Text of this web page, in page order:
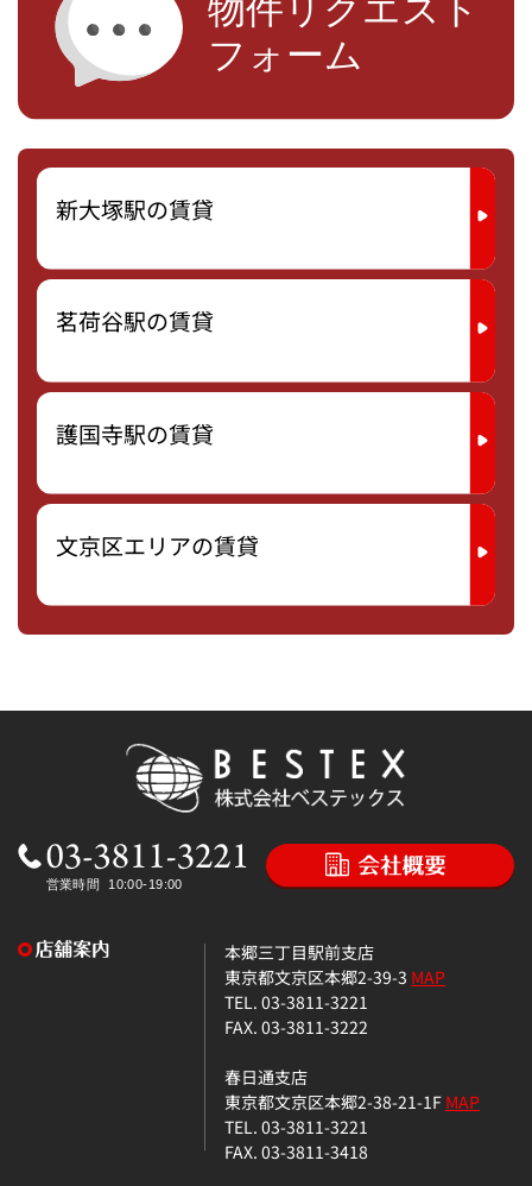
新大塚駅の賃貸
茗荷谷駅の賃貸
護国寺駅の賃貸
文京区エリアの賃貸
本郷三丁目駅前支店
東京都文京区本郷2-39-3 MAP
TEL. 03-3811-3221
FAX. 03-3811-3222
春日通支店
東京都文京区本郷2-38-21-1FMAP
TEL. 03-3811-3221
FAX. 03-3811-3418